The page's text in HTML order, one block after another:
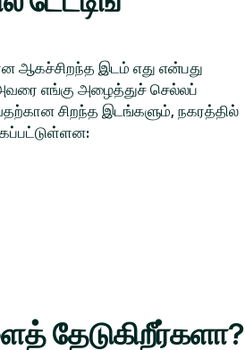
ஆகச்சிறந்த இடம் எது என்பது
எங்கு அழைத்துச் செல்லப்
சிறந்த இடங்களும், நகரத்தில்
தேடுகிறீர்களா?